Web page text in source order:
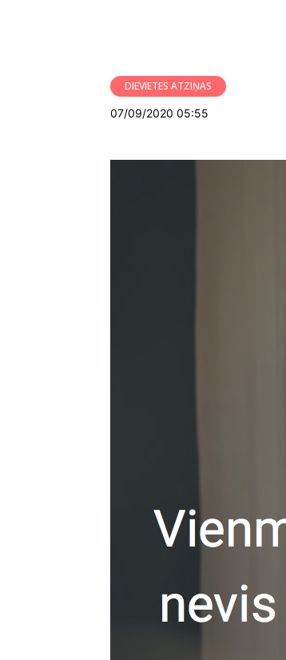
DIEVIETES ATZIŅAS
07/09/2020 05:55